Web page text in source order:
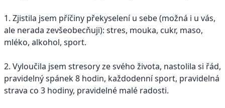
1. Zjistila jsem příčiny překyselení u sebe (možná i u vás,
ale nerada zevšeobecňuji): stres, mouka, cukr, maso,
mléko, alkohol, sport.
2. Vyloučila jsem stresory ze svého života, nastolila si řád,
pravidelný spánek 8 hodin, každodenní sport, pravidelná
strava co 3 hodiny, pravidelné malé radosti.